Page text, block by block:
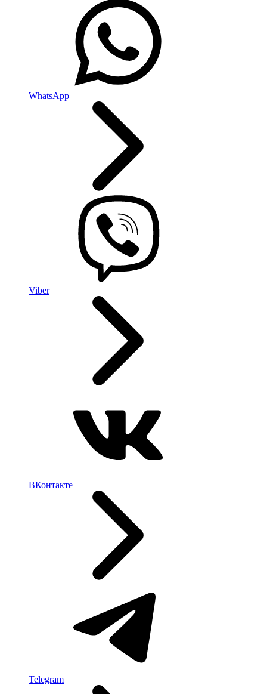
WhatsApp
Viber
ВКонтакте
Telegram